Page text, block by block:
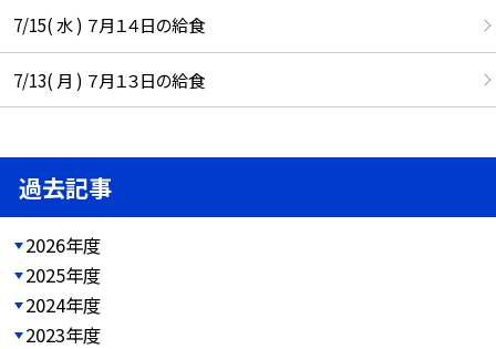
7/15( 水 ) ７月１４日の給食
7/13( 月 ) ７月１３日の給食
過去記事
2026年度
2025年度
2024年度
2023年度